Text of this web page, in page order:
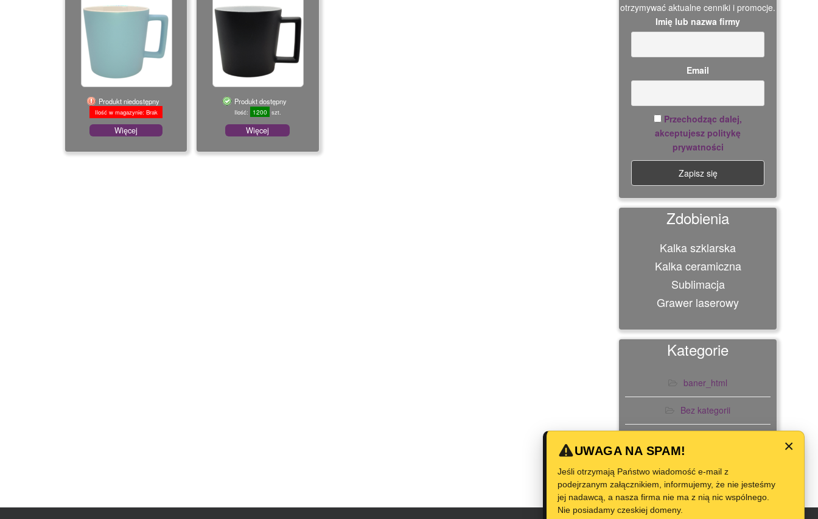
Produkt niedostępny
Ilość w magazynie: Brak
Więcej
Produkt dostępny
Ilość: 1200 szt.
Więcej
otrzymywać aktualne cenniki i promocje.
Imię lub nazwa firmy
Email
Przechodząc dalej,
akceptujesz politykę
prywatności
Zdobienia
Kalka szklarska
Kalka ceramiczna
Sublimacja
Grawer laserowy
Kategorie
baner_html
Bez kategorii
×
UWAGA NA SPAM!
Jeśli otrzymają Państwo wiadomość e-mail z
podejrzanym załącznikiem, informujemy, że nie jesteśmy
jej nadawcą, a nasza firma nie ma z nią nic wspólnego.
Nie posiadamy czeskiej domeny.